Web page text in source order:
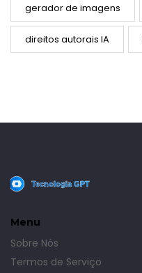
gerador de imagens
direitos autorais IA
Menu
Sobre Nós
Termos de Serviço